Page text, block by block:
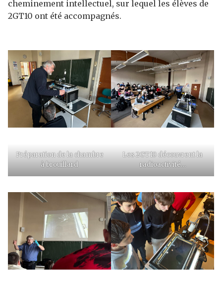
cheminement intellectuel, sur lequel les élèves de
2GT10 ont été accompagnés.
Préparation de la chambre
à brouillard
Les 2GT10 découvrent la
radioactivité…